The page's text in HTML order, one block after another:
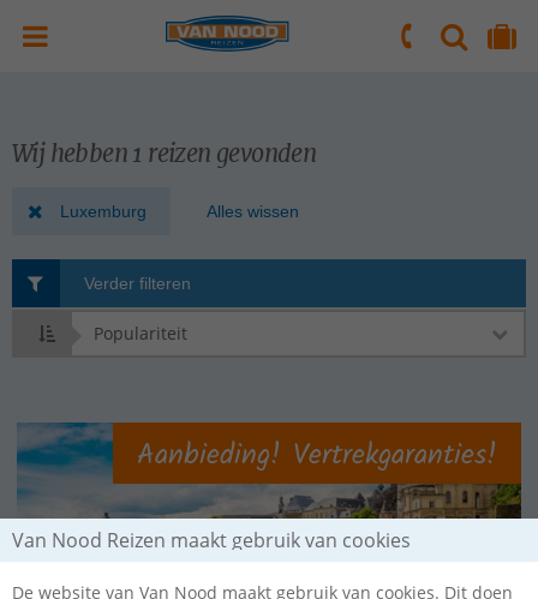
ZOEKENNAAR 'MIJN REIS' OMGEVING
Wij hebben 1 reizen gevonden
Luxemburg Alles wissen
Sorteren
Verder filteren
Aanbieding! Vertrekgaranties!
Van Nood Reizen maakt gebruik van cookies
De website van Van Nood maakt gebruik van cookies. Dit doen